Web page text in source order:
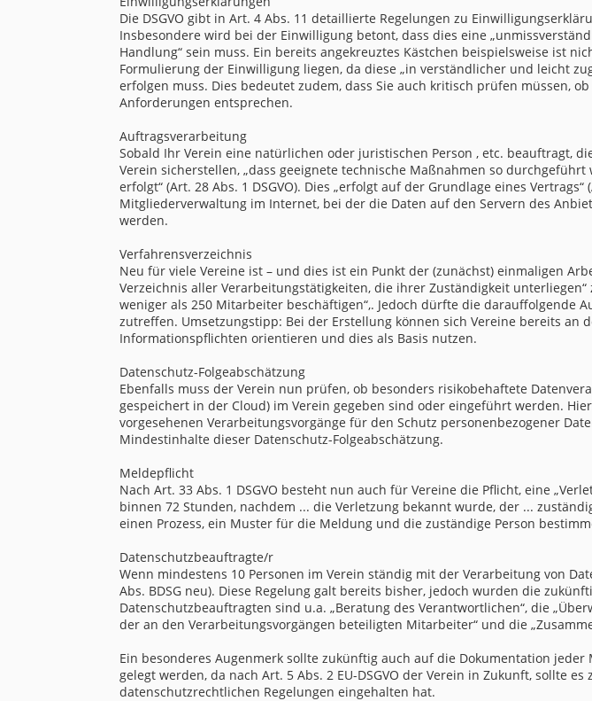
Die DSGVO gibt in Art. 4 Abs. 11 detaillierte Regelungen zu
Insbesondere wird bei der Einwilligung betont, dass dies eine
Handlung“ sein muss. Ein bereits angekreuztes Kästchen beispielsweise ist
Formulierung der Einwilligung liegen, da diese „in verständlicher und leicht
erfolgen muss. Dies bedeutet zudem, dass Sie auch kritisch prüfen müssen,
Anforderungen entsprechen.
Auftragsverarbeitung
Sobald Ihr Verein eine natürlichen oder juristischen Person , etc. beauftragt,
Verein sicherstellen, „dass geeignete technische Maßnahmen so
erfolgt“ (Art. 28 Abs. 1 DSGVO). Dies „erfolgt auf der Grundlage eines
Mitgliederverwaltung im Internet, bei der die Daten auf den Servern des
werden.
Verfahrensverzeichnis
Neu für viele Vereine ist – und dies ist ein Punkt der (zunächst) einmaligen
Verzeichnis aller Verarbeitungstätigkeiten, die ihrer Zuständigkeit
weniger als 250 Mitarbeiter beschäftigen“,. Jedoch dürfte die darauffolgende
zutreffen. Umsetzungstipp: Bei der Erstellung können sich Vereine bereits
Informationspflichten orientieren und dies als Basis nutzen.
Datenschutz-Folgeabschätzung
Ebenfalls muss der Verein nun prüfen, ob besonders risikobehaftete
gespeichert in der Cloud) im Verein gegeben sind oder eingeführt werden.
vorgesehenen Verarbeitungsvorgänge für den Schutz personenbezogener
Mindestinhalte dieser Datenschutz-Folgeabschätzung.
Meldepflicht
Nach Art. 33 Abs. 1 DSGVO besteht nun auch für Vereine die Pflicht, eine
binnen 72 Stunden, nachdem ... die Verletzung bekannt wurde, der ...
einen Prozess, ein Muster für die Meldung und die zuständige Person
Datenschutzbeauftragte/r
Wenn mindestens 10 Personen im Verein ständig mit der Verarbeitung von
Abs. BDSG neu). Diese Regelung galt bereits bisher, jedoch wurden die
Datenschutzbeauftragten sind u.a. „Beratung des Verantwortlichen“, die
der an den Verarbeitungsvorgängen beteiligten Mitarbeiter“ und die
Ein besonderes Augenmerk sollte zukünftig auch auf die Dokumentation
gelegt werden, da nach Art. 5 Abs. 2 EU-DSGVO der Verein in Zukunft, sollte
datenschutzrechtlichen Regelungen eingehalten hat.